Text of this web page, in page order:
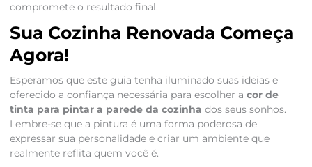
compromete o resultado final.
Sua Cozinha Renovada Começa
Agora!
Esperamos que este guia tenha iluminado suas ideias e
oferecido a confiança necessária para escolher a cor de
tinta para pintar a parede da cozinha dos seus sonhos.
Lembre-se que a pintura é uma forma poderosa de
expressar sua personalidade e criar um ambiente que
realmente reflita quem você é.